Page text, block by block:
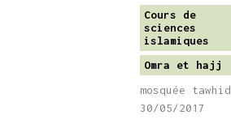
Cours de
sciences
islamiques
Omra et hajj
mosquée tawhid
30/05/2017